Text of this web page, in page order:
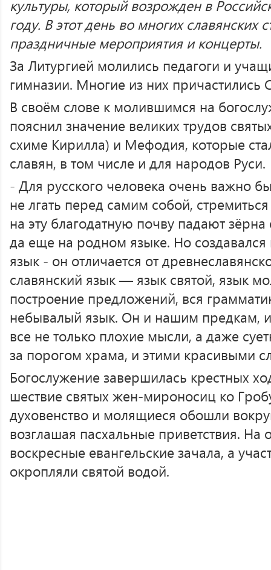
культуры, который возрожден в
году. В этот день во многих славянских
праздничные мероприятия и концерты.
За Литургией молились педагоги и
гимназии. Многие из них причастились
В своём слове к молившимся на
пояснил значение великих трудов
схиме Кирилла) и Мефодия, которые
славян, в том числе и для народов Руси.
- Для русского человека очень важно
не лгать перед самим собой,
на эту благодатную почву падают
да еще на родном языке. Но
язык - он отличается от
славянский язык — язык святой, язык
построение предложений, вся
небывалый язык. Он и нашим предкам,
все не только плохие мысли, а даже
за порогом храма, и этими красивыми
Богослужение завершилась крестных
шествие святых жен-мироносиц ко
духовенство и молящиеся обошли
возглашая пасхальные приветствия. На
воскресные евангельские зачала, а
окропляли святой водой.